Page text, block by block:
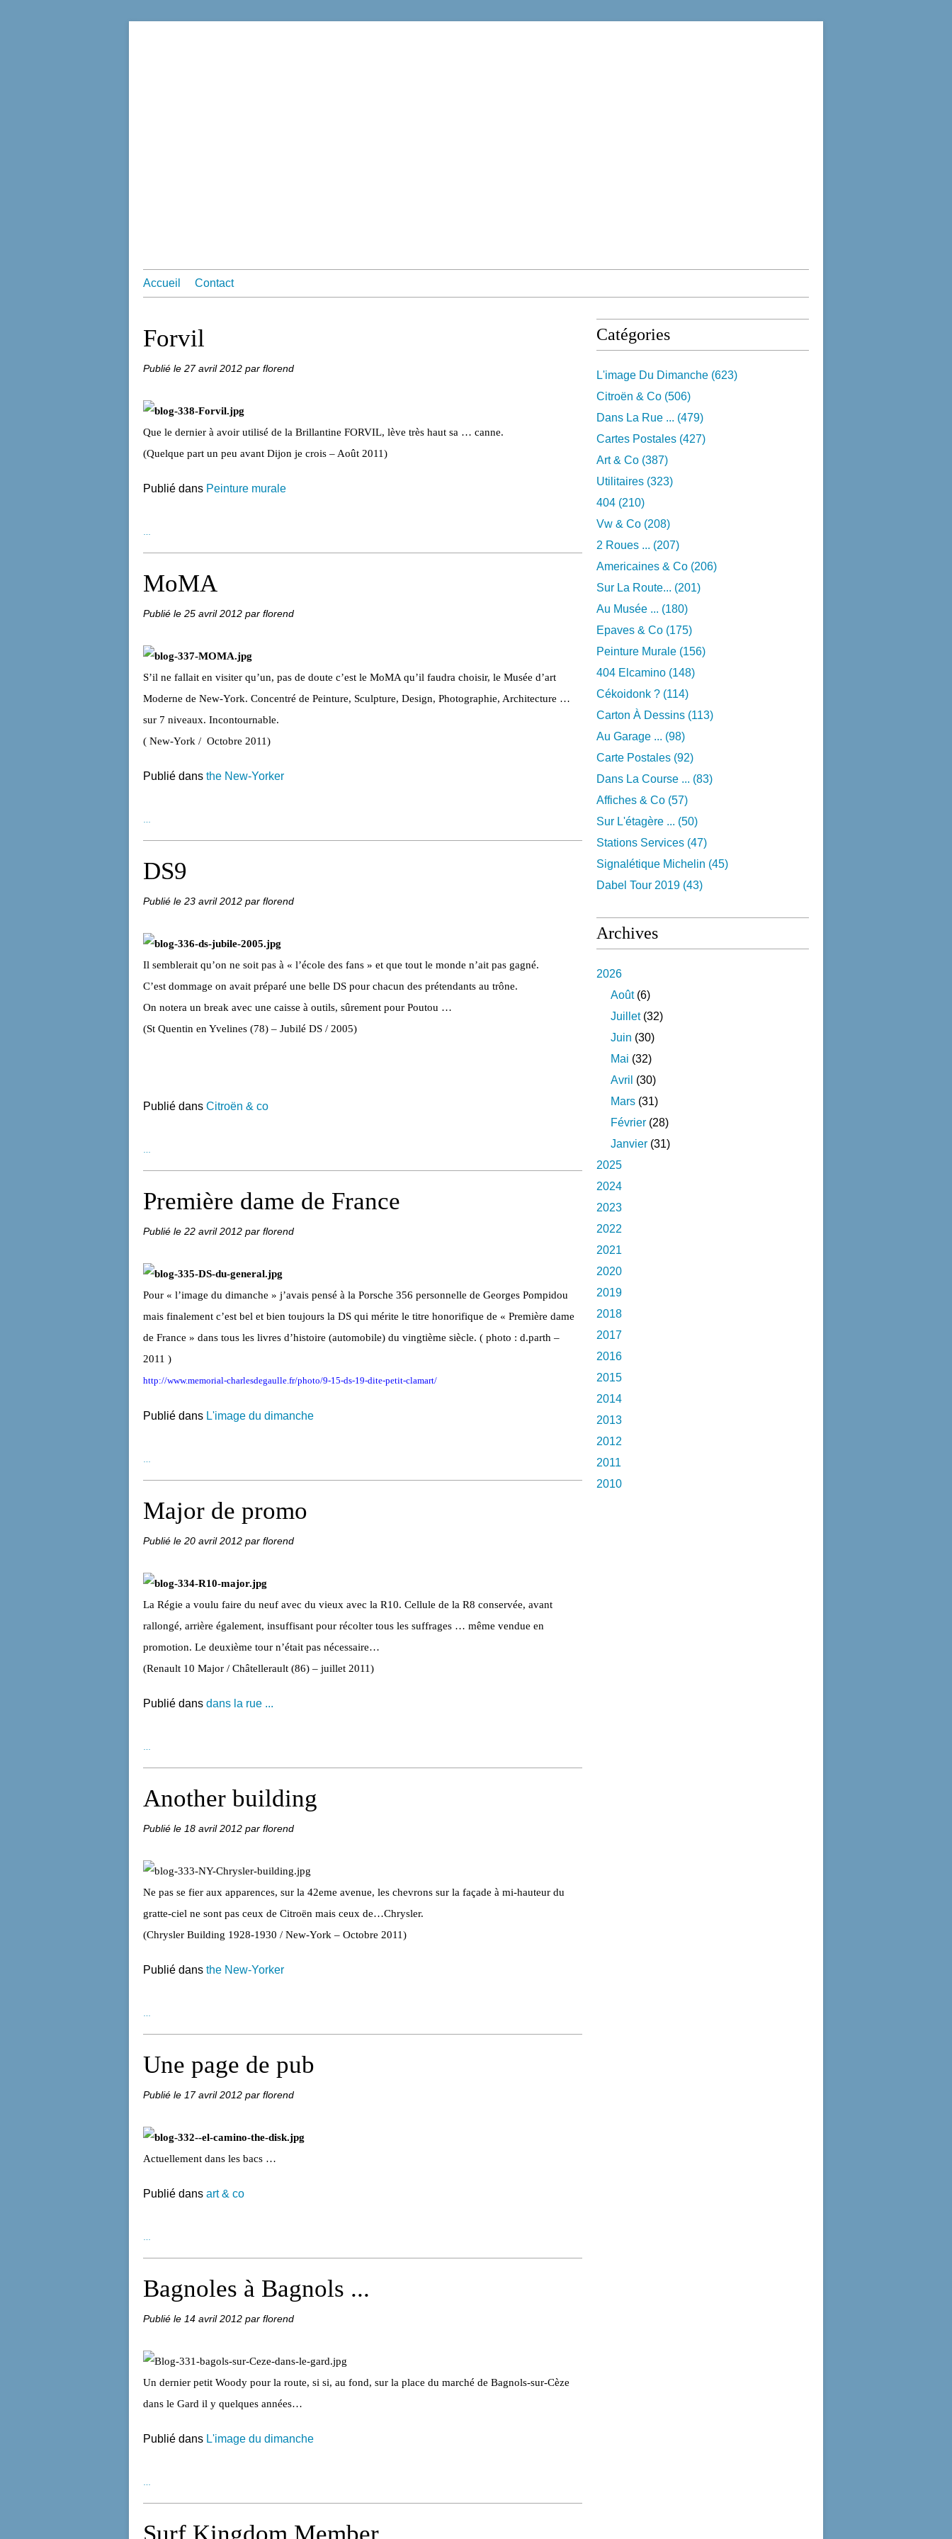
Accueil Contact
Forvil
Publié le 27 avril 2012 par florend
Que le dernier à avoir utilisé de la Brillantine FORVIL, lève très haut sa … canne.
(Quelque part un peu avant Dijon je crois – Août 2011)
Publié dans Peinture murale
MoMA
Publié le 25 avril 2012 par florend
S’il ne fallait en visiter qu’un, pas de doute c’est le MoMA qu’il faudra choisir, le Musée d’art
Moderne de New-York. Concentré de Peinture, Sculpture, Design, Photographie, Architecture …
sur 7 niveaux. Incontournable.
( New-York / Octobre 2011)
Publié dans the New-Yorker
DS9
Publié le 23 avril 2012 par florend
Il semblerait qu’on ne soit pas à « l’école des fans » et que tout le monde n’ait pas gagné.
C’est dommage on avait préparé une belle DS pour chacun des prétendants au trône.
On notera un break avec une caisse à outils, sûrement pour Poutou …
(St Quentin en Yvelines (78) – Jubilé DS / 2005)
Publié dans Citroën & co
Première dame de France
Publié le 22 avril 2012 par florend
Pour « l’image du dimanche » j’avais pensé à la Porsche 356 personnelle de Georges Pompidou
mais finalement c’est bel et bien toujours la DS qui mérite le titre honorifique de « Première dame
de France » dans tous les livres d’histoire (automobile) du vingtième siècle. ( photo : d.parth –
2011 )
http://www.memorial-charlesdegaulle.fr/photo/9-15-ds-19-dite-petit-clamart/
Publié dans L'image du dimanche
Major de promo
Publié le 20 avril 2012 par florend
La Régie a voulu faire du neuf avec du vieux avec la R10. Cellule de la R8 conservée, avant
rallongé, arrière également, insuffisant pour récolter tous les suffrages … même vendue en
promotion. Le deuxième tour n’était pas nécessaire…
(Renault 10 Major / Châtellerault (86) – juillet 2011)
Publié dans dans la rue ...
Another building
Publié le 18 avril 2012 par florend
Ne pas se fier aux apparences, sur la 42eme avenue, les chevrons sur la façade à mi-hauteur du
gratte-ciel ne sont pas ceux de Citroën mais ceux de…Chrysler.
(Chrysler Building 1928-1930 / New-York – Octobre 2011)
Publié dans the New-Yorker
Une page de pub
Publié le 17 avril 2012 par florend
Actuellement dans les bacs …
Publié dans art & co
Bagnoles à Bagnols ...
Publié le 14 avril 2012 par florend
Un dernier petit Woody pour la route, si si, au fond, sur la place du marché de Bagnols-sur-Cèze
dans le Gard il y quelques années…
Publié dans L'image du dimanche
Catégories
L'image Du Dimanche (623)
Citroën & Co (506)
Dans La Rue ... (479)
Cartes Postales (427)
Art & Co (387)
Utilitaires (323)
404 (210)
Vw & Co (208)
2 Roues ... (207)
Americaines & Co (206)
Sur La Route... (201)
Au Musée ... (180)
Epaves & Co (175)
Peinture Murale (156)
404 Elcamino (148)
Cékoidonk ? (114)
Carton À Dessins (113)
Au Garage ... (98)
Carte Postales (92)
Dans La Course ... (83)
Affiches & Co (57)
Sur L'étagère ... (50)
Stations Services (47)
Signalétique Michelin (45)
Dabel Tour 2019 (43)
Archives
2026
Août(6)
Juillet(32)
Juin (30)
Mai (32)
Avril (30)
Mars (31)
Février (28)
Janvier (31)
2025
2024
2023
2022
2021
2020
2019
2018
2017
2016
2015
2014
2013
2012
2011
2010